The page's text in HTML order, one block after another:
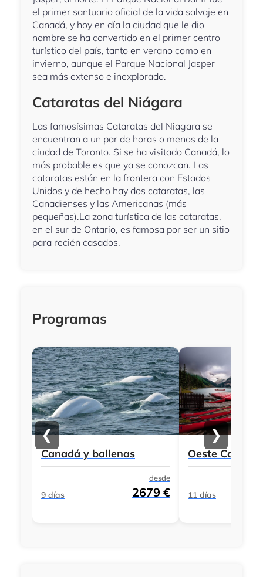
el primer santuario oficial de la vida salvaje en
Canadá, y hoy en día la ciudad que le dio
nombre se ha convertido en el primer centro
turístico del país, tanto en verano como en
invierno, aunque el Parque Nacional Jasper
sea más extenso e inexplorado.
Cataratas del Niágara
Las famosísimas Cataratas del Niagara se
encuentran a un par de horas o menos de la
ciudad de Toronto. Si se ha visitado Canadá, lo
más probable es que ya se conozcan. Las
cataratas están en la frontera con Estados
Unidos y de hecho hay dos cataratas, las
Canadienses y las Americanas (más
pequeñas).La zona turística de las cataratas,
en el sur de Ontario, es famosa por ser un sitio
para recién casados.
Programas
❮
Canadá y ballenas
9 días
desde
2679 €
Oeste
11 días
❯